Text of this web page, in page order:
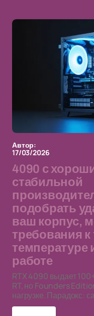
Автор:
17/03/2026
4090 с
стабильной
подобрать
ваш корпус,
требования
температуре
работе
RTX 4090 выдает
RT, но Founders
нагрузке. Парадокс: